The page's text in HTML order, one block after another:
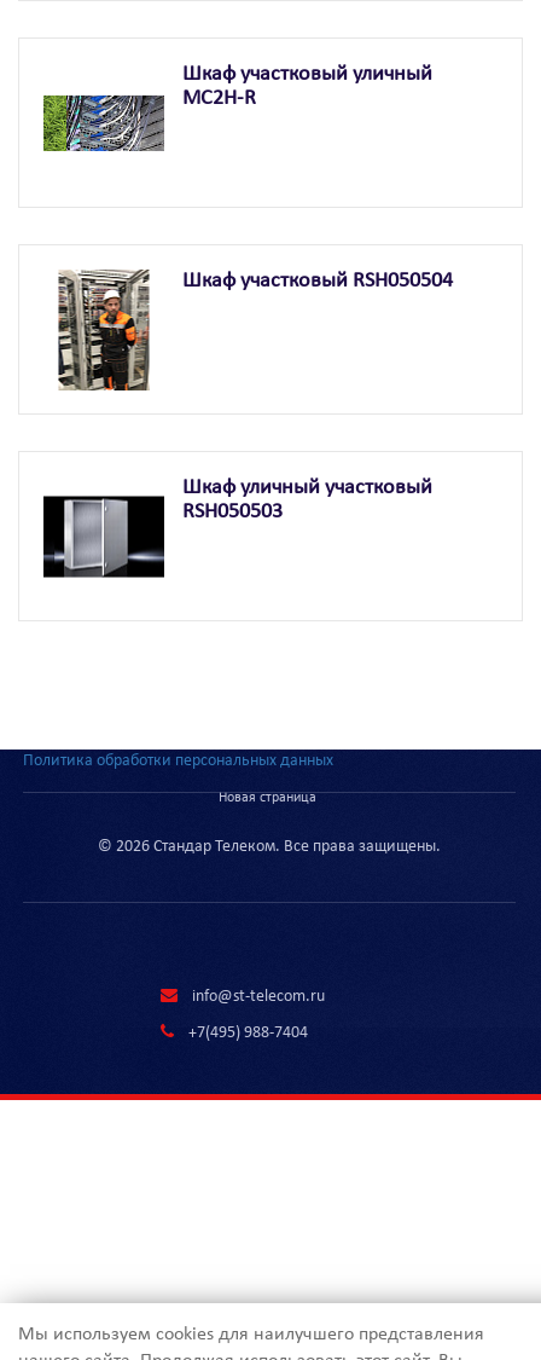
Шкаф участковый уличный
MC2H-R
Шкаф участковый RSH050504
Шкаф уличный участковый
RSH050503
© 2026 Стандар Телеком. Все права защищены.
Политика обработки персональных данных
Новая страница
info@st-telecom.ru
+7(495) 988-7404
Мы используем cookies для наилучшего представления